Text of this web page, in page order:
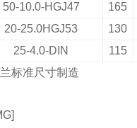
50-10.0-HGJ47 165
20-25.0HGJ53 130
25-4.0-DIN 115
标准尺寸制造